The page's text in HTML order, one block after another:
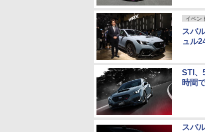
イベン
スバ
ュル
STI、
時間
スバ